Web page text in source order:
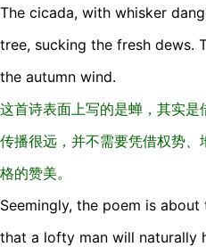
The cicada, with whisker
tree, sucking the fresh dews.
the autumn wind.
这首诗表面上写的是蝉，其实
传播很远，并不需要凭借权势
格的赞美。
Seemingly, the poem is
that a lofty man will naturally